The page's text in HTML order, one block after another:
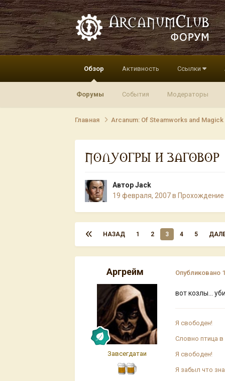
Обзор
Форумы События Модераторы
Активность Ссылки
Главная Arcanum: Of Steamworks and
ПОЛУОГРЫ И ЗАГОВОР
АвторJack
19 февраля, 2007в
НАЗАД 1 2 3 4 5
Аргрейм
Завсегдатаи
Опубликовано
вот козлы...
Я свободен!
Словно птица в
Я свободен!
Я забыл что